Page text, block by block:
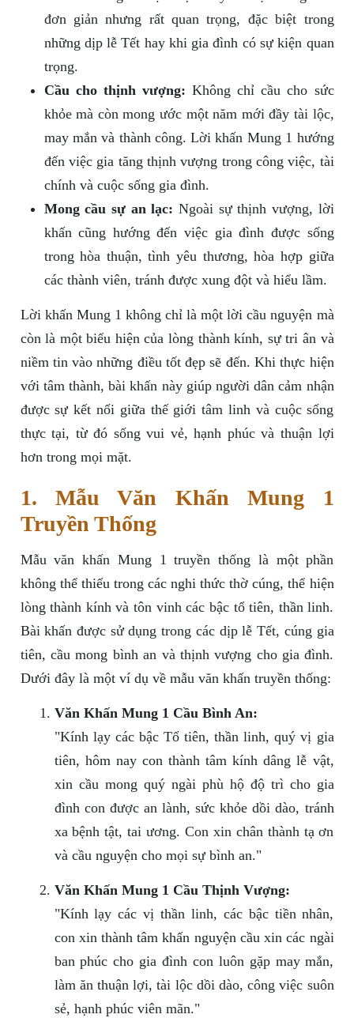
đơn giản nhưng rất quan trọng, đặc biệt trong
những dịp lễ Tết hay khi gia đình có sự kiện quan
trọng.
Cầu cho thịnh vượng: Không chỉ cầu cho sức
khỏe mà còn mong ước một năm mới đầy tài lộc,
may mắn và thành công. Lời khấn Mung 1 hướng
đến việc gia tăng thịnh vượng trong công việc, tài
chính và cuộc sống gia đình.
Mong cầu sự an lạc: Ngoài sự thịnh vượng, lời
khấn cũng hướng đến việc gia đình được sống
trong hòa thuận, tình yêu thương, hòa hợp giữa
các thành viên, tránh được xung đột và hiểu lầm.
Lời khấn Mung 1 không chỉ là một lời cầu nguyện mà
còn là một biểu hiện của lòng thành kính, sự tri ân và
niềm tin vào những điều tốt đẹp sẽ đến. Khi thực hiện
với tâm thành, bài khấn này giúp người dân cảm nhận
được sự kết nối giữa thế giới tâm linh và cuộc sống
thực tại, từ đó sống vui vẻ, hạnh phúc và thuận lợi
hơn trong mọi mặt.
1. Mẫu Văn Khấn Mung 1
Truyền Thống
Mẫu văn khấn Mung 1 truyền thống là một phần
không thể thiếu trong các nghi thức thờ cúng, thể hiện
lòng thành kính và tôn vinh các bậc tổ tiên, thần linh.
Bài khấn được sử dụng trong các dịp lễ Tết, cúng gia
tiên, cầu mong bình an và thịnh vượng cho gia đình.
Dưới đây là một ví dụ về mẫu văn khấn truyền thống:
Văn Khấn Mung 1 Cầu Bình An:
"Kính lạy các bậc Tổ tiên, thần linh, quý vị gia
tiên, hôm nay con thành tâm kính dâng lễ vật,
xin cầu mong quý ngài phù hộ độ trì cho gia
đình con được an lành, sức khỏe dồi dào, tránh
xa bệnh tật, tai ương. Con xin chân thành tạ ơn
và cầu nguyện cho mọi sự bình an."
Văn Khấn Mung 1 Cầu Thịnh Vượng:
"Kính lạy các vị thần linh, các bậc tiền nhân,
con xin thành tâm khấn nguyện cầu xin các ngài
ban phúc cho gia đình con luôn gặp may mắn,
làm ăn thuận lợi, tài lộc dồi dào, công việc suôn
sẻ, hạnh phúc viên mãn."